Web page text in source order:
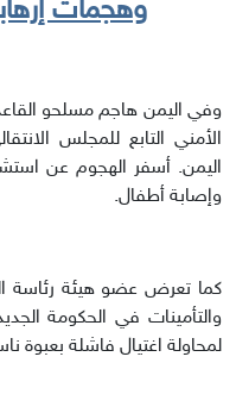
وهجمات
وفي اليمن هاجم مسلحو
الأمني التابع للمجلس
وإصابة أطفال.
كما تعرض عضو هيئة رئاسة
والتأمينات في الحكومة
لمحاولة اغتيال فاشلة بعبوة